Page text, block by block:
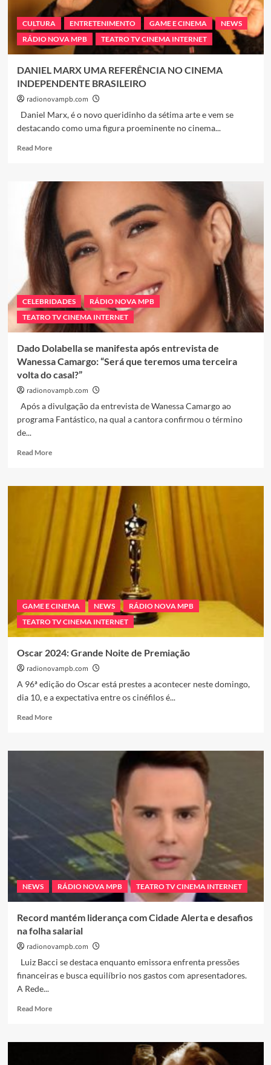
“Renascer”
CULTURA
ENTRETENIMENTO GAME E CINEMA
NEWS
RÁDIO NOVA MPB
TEATRO TV CINEMA INTERNET
DANIEL MARX UMA REFERÊNCIA NO CINEMA
INDEPENDENTE BRASILEIRO
radionovampb.com
Daniel Marx, é o novo queridinho da sétima arte e vem se
destacando como uma figura proeminente no cinema...
Read MoreRead
DANIEL
MARX
REFERÊNCIA
NO
CINEMA
INDEPENDENTE
BRASILEIRO
CELEBRIDADES
RÁDIO NOVA MPB
TEATRO TV CINEMA INTERNET
Dado Dolabella se manifesta após entrevista de
Wanessa Camargo: “Será que teremos uma terceira
volta do casal?”
radionovampb.com
Após a divulgação da entrevista de Wanessa Camargo ao
programa Fantástico, na qual a cantora confirmou o término
de...
Read MoreRead
Dado
Camargo:
que
teremos
uma
terceira
do
casal?”
GAME E CINEMA NEWS
RÁDIO NOVA MPB
TEATRO TV CINEMA INTERNET
Oscar 2024: Grande Noite de Premiação
radionovampb.com
A 96ª edição do Oscar está prestes a acontecer neste domingo,
dia 10, e a expectativa entre os cinéfilos é...
Read MoreRead
Oscar
NEWS RÁDIO NOVA MPB TEATRO TV CINEMA INTERNET
Record mantém liderança com Cidade Alerta e desafios
na folha salarial
radionovampb.com
Luiz Bacci se destaca enquanto emissora enfrenta pressões
financeiras e busca equilíbrio nos gastos com apresentadores.
A Rede...
Read MoreRead
Record